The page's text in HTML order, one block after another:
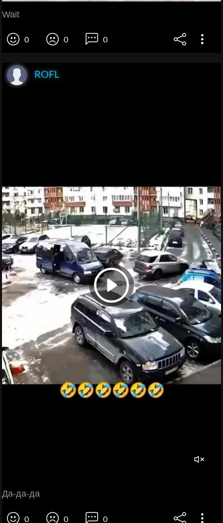
Wait
0 0 0
ROFL
Да-да-да
0 0 0